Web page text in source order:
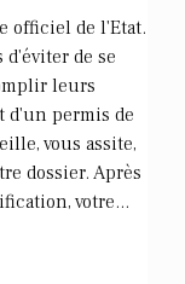
officiel de l'Etat.
d'éviter de se
leurs
d'un permis de
vous assite,
dossier. Après
votre...